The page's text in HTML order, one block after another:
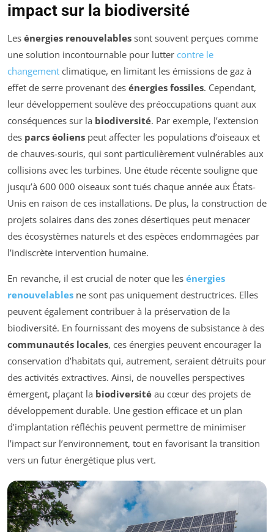
impact sur la biodiversité
Les énergies renouvelables sont souvent perçues comme
une solution incontournable pour lutter contre le
changement climatique, en limitant les émissions de gaz à
effet de serre provenant des énergies fossiles. Cependant,
leur développement soulève des préoccupations quant aux
conséquences sur la biodiversité. Par exemple, l’extension
des parcs éoliens peut affecter les populations d’oiseaux et
de chauves-souris, qui sont particulièrement vulnérables aux
collisions avec les turbines. Une étude récente souligne que
jusqu’à 600 000 oiseaux sont tués chaque année aux États-
Unis en raison de ces installations. De plus, la construction de
projets solaires dans des zones désertiques peut menacer
des écosystèmes naturels et des espèces endommagées par
l’indiscrète intervention humaine.
En revanche, il est crucial de noter que les énergies
renouvelables ne sont pas uniquement destructrices. Elles
peuvent également contribuer à la préservation de la
biodiversité. En fournissant des moyens de subsistance à des
communautés locales, ces énergies peuvent encourager la
conservation d’habitats qui, autrement, seraient détruits pour
des activités extractives. Ainsi, de nouvelles perspectives
émergent, plaçant la biodiversité au cœur des projets de
développement durable. Une gestion efficace et un plan
d’implantation réfléchis peuvent permettre de minimiser
l’impact sur l’environnement, tout en favorisant la transition
vers un futur énergétique plus vert.